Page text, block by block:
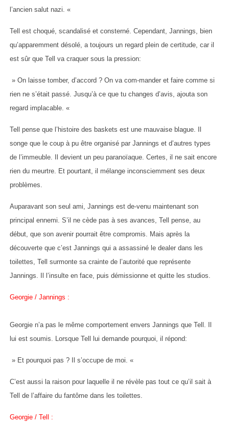
l’ancien salut nazi. «
Tell est choqué, scandalisé et consterné. Cependant, Jannings, bien
qu’apparemment désolé, a toujours un regard plein de certitude, car il
est sûr que Tell va craquer sous la pression:
» On laisse tomber, d’accord ? On va com-mander et faire comme si
rien ne s’était passé. Jusqu’à ce que tu changes d’avis, ajouta son
regard implacable. «
Tell pense que l’histoire des baskets est une mauvaise blague. Il
songe que le coup à pu être organisé par Jannings et d’autres types
de l’immeuble. Il devient un peu paranoïaque. Certes, il ne sait encore
rien du meurtre. Et pourtant, il mélange inconsciemment ses deux
problèmes.
Auparavant son seul ami, Jannings est de-venu maintenant son
principal ennemi. S’il ne cède pas à ses avances, Tell pense, au
début, que son avenir pourrait être compromis. Mais après la
découverte que c’est Jannings qui a assassiné le dealer dans les
toilettes, Tell surmonte sa crainte de l’autorité que représente
Jannings. Il l’insulte en face, puis démissionne et quitte les studios.
Georgie / Jannings :
Georgie n’a pas le même comportement envers Jannings que Tell. Il
lui est soumis. Lorsque Tell lui demande pourquoi, il répond:
» Et pourquoi pas ? Il s’occupe de moi. «
C’est aussi la raison pour laquelle il ne révèle pas tout ce qu’il sait à
Tell de l’affaire du fantôme dans les toilettes.
Georgie / Tell :